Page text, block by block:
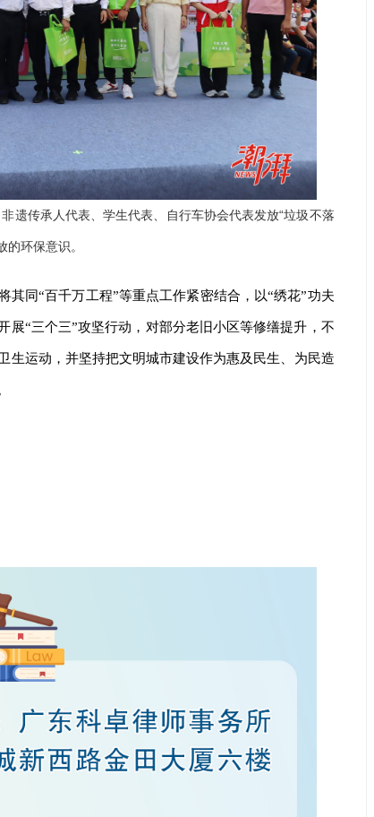
遗传承人代表、学生代表、自行车协会代表发放“垃圾不落
环保意识。
其同“百千万工程”等重点工作紧密结合，以“绣花”功夫
展“三个三”攻坚行动，对部分老旧小区等修缮提升，不
生运动，并坚持把文明城市建设作为惠及民生、为民造